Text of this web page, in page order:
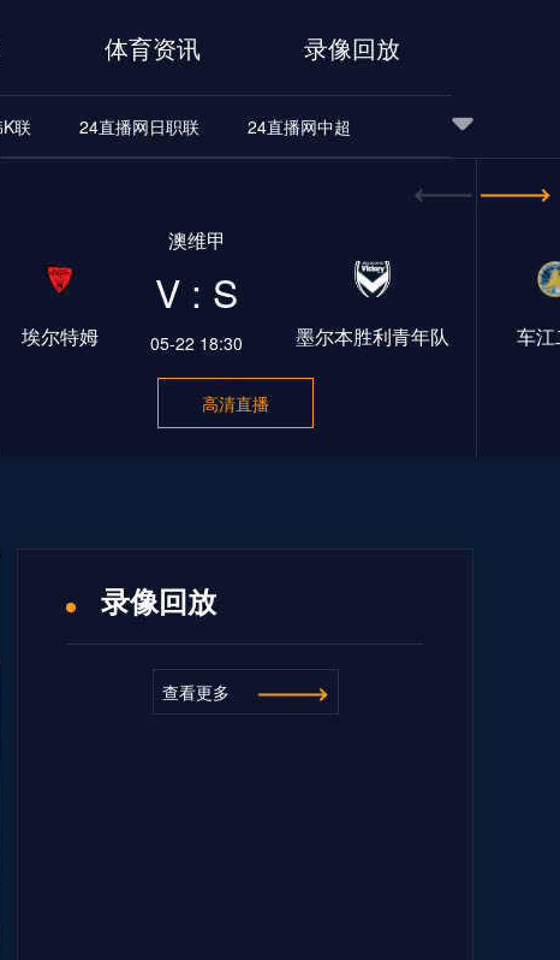
体育资讯 录像回放
联 24直播网日职联 24直播网中超
24直播网NBA
24直播网NBA
埃尔特姆
澳维甲
V : S
05-22 18:30 墨尔本胜利青年队
高清直播
车
录像回放
查看更多